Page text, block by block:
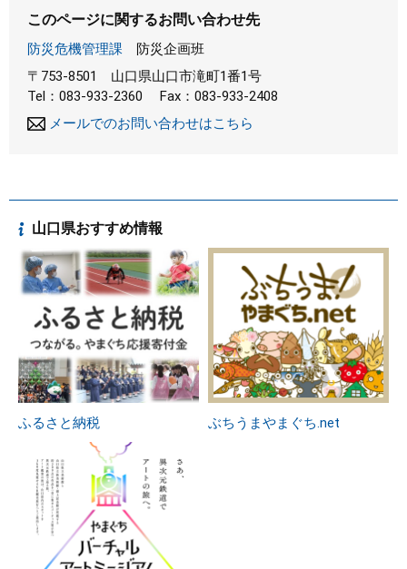
このページに関するお問い合わせ先
防災危機管理課
防災企画班
〒753-8501
山口県山口市滝町1番1号
Tel：083-933-2360
Fax：083-933-2408
メールでのお問い合わせはこちら
山口県おすすめ情報
ふるさと納税 ぶちうまやまぐち.net